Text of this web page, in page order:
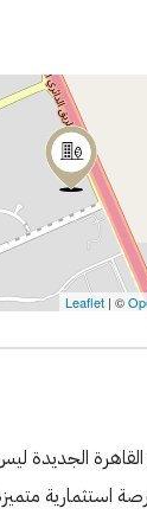
Leaflet | ©
القاهرة
استثمارية